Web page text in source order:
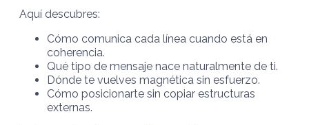
Aquí descubres:
Cómo comunica cada línea cuando está en
coherencia.
Qué tipo de mensaje nace naturalmente de ti.
Dónde te vuelves magnética sin esfuerzo.
Cómo posicionarte sin copiar estructuras
externas.